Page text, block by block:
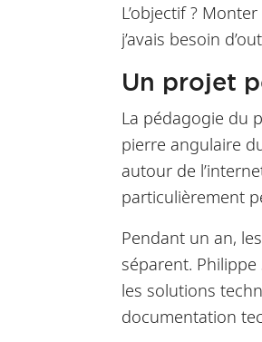
L’objectif ?
j’avais besoin
Un projet
La pédagogie du
pierre angulaire
autour de
particulièrement
Pendant un an,
séparent.
les solutions
documentation